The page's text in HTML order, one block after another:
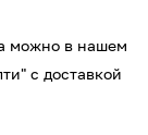
можно в нашем
с доставкой